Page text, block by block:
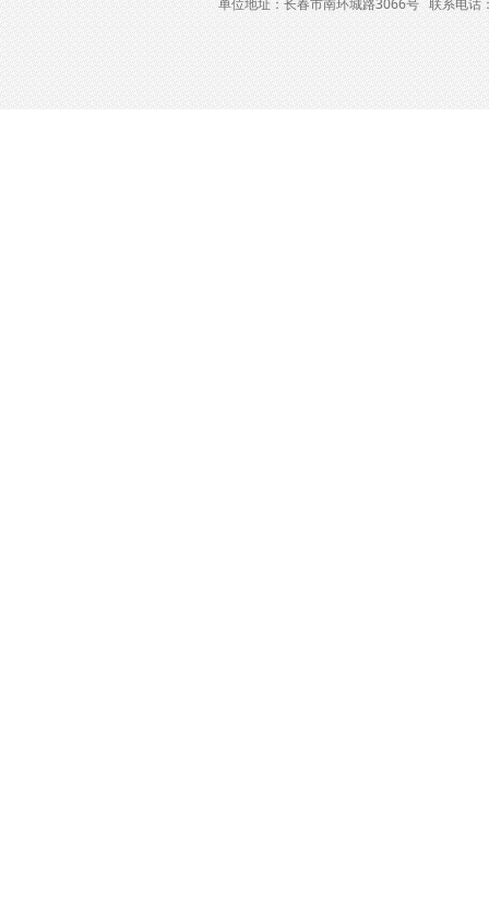
单位地址：长春市南环城路3066号 联系电